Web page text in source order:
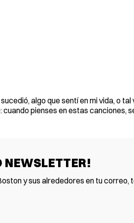
algo que sentí en mi vida, o
pienses en estas canciones,
NEWSLETTER!
y sus alrededores en tu correo,